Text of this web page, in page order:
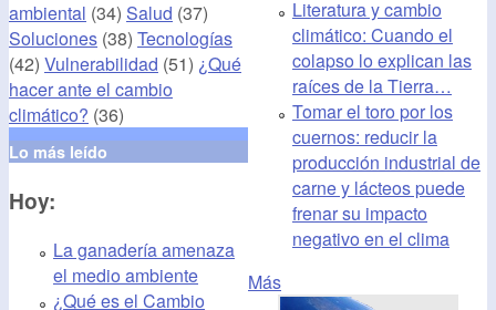
ambiental (34) Salud (37)
Soluciones (38) Tecnologías
(42) Vulnerabilidad (51) ¿Qué
hacer ante el cambio
climático? (36)
Lo más leído
Hoy:
La ganadería amenaza
el medio ambiente
¿Qué es el Cambio
Literatura y cambio
climático: Cuando el
colapso lo explican las
raíces de la Tierra…
Tomar el toro por los
cuernos: reducir la
producción industrial de
carne y lácteos puede
frenar su impacto
negativo en el clima
Más